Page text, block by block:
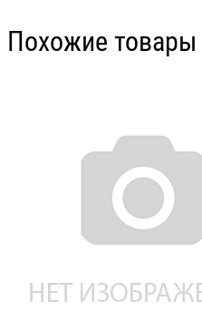
Похожие товары